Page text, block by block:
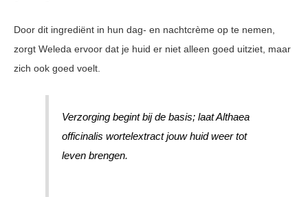
Door dit ingrediënt in hun dag- en nachtcrème op te nemen,
zorgt Weleda ervoor dat je huid er niet alleen goed uitziet, maar
zich ook goed voelt.
Verzorging begint bij de basis; laat Althaea
officinalis wortelextract jouw huid weer tot
leven brengen.